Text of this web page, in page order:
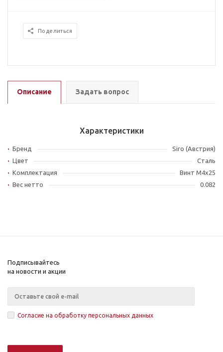
Поделиться
Описание Задать вопрос
Характеристики
Бренд
Siro (Австрия)
Цвет
Сталь
Комплектация
Винт М4x25
Вес нетто
0.082
Подписывайтесь
на новости и акции
Согласие на обработку персональных данных